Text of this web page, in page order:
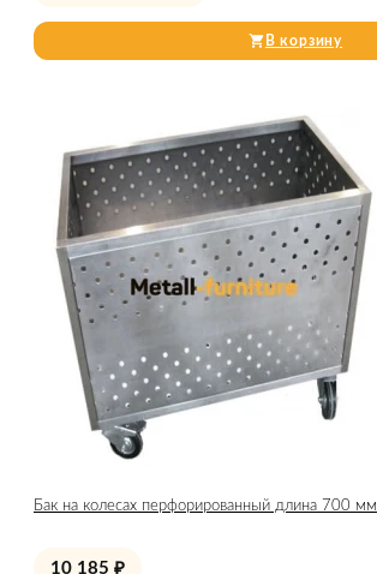
В корзину
Бак на колесах перфорированный длина 700 мм
10 185 ₽